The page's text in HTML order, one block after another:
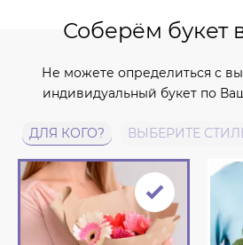
Соберём букет
Не можете определиться с
индивидуальный букет по
ДЛЯ КОГО? ВЫБЕРИТЕ